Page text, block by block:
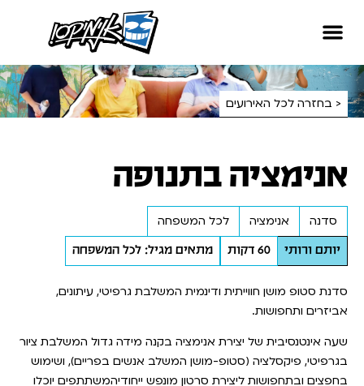
< בחזרה לכל האירועים
אנימציה בתנופה
סדנה אנימציה לכל המשפחה
יותם ורותי 60 דקות מתאים מגיל: לכל המשפחה
סדנת סטופ מושן חווייתית ודינמית המשלבת גרפיטי, עיתונים,
אביזרים ותחפושות.
שעה אינטנסיבית של יצירת אנימציה בקנה מידה גדול המשלבת ציור
בגרפיטי, פיקסלציה (סטופ-מושן המשלב אנשים בפריים), ושימוש
בחפצים ובתחפושות ליצירת סרטון מונפש ייחודיהמשתתפים יוכלו